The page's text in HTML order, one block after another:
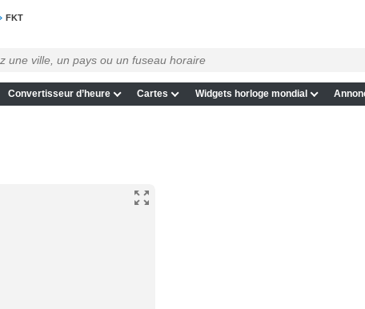
FKT
Convertisseur d’heure Cartes Widgets horloge mondial